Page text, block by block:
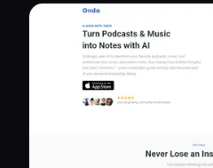
Все категории